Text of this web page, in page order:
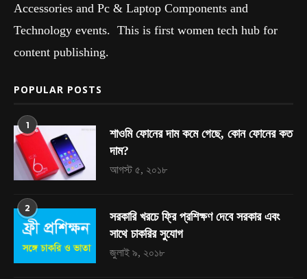
Accessories and Pc & Laptop Components and
Technology events. This is first women tech hub for
content publishing.
POPULAR POSTS
1
শাওমি ফোনের দাম কমে গেছে, কোন ফোনের কত
দাম?
আগস্ট ৫, ২০১৮
2
সরকারি খরচে ফ্রি প্রশিক্ষণ দেবে সরকার এবং
সাথে চাকরির সুযোগ
জুলাই ৯, ২০১৮